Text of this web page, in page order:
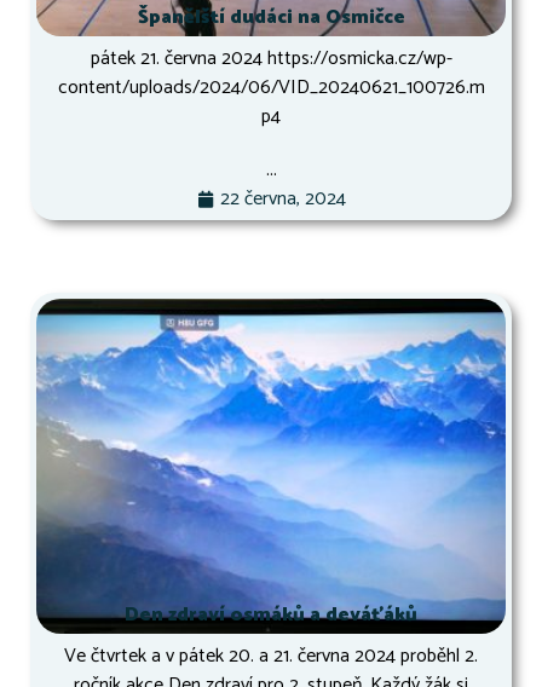
Španělští dudáci na Osmičce
pátek 21. června 2024 https://osmicka.cz/wp-
content/uploads/2024/06/VID_20240621_100726.m
p4
...
22 června, 2024
Den zdraví osmáků a deváťáků
Ve čtvrtek a v pátek 20. a 21. června 2024 proběhl 2.